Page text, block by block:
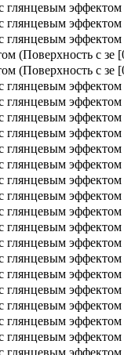
глянцевым эффектом
глянцевым эффектом
глянцевым эффектом
(Поверхность с зе
(Поверхность с зе
глянцевым эффектом
глянцевым эффектом
глянцевым эффектом
глянцевым эффектом
глянцевым эффектом
глянцевым эффектом
глянцевым эффектом
глянцевым эффектом
глянцевым эффектом
глянцевым эффектом
глянцевым эффектом
глянцевым эффектом
глянцевым эффектом
глянцевым эффектом
глянцевым эффектом
глянцевым эффектом
глянцевым эффектом